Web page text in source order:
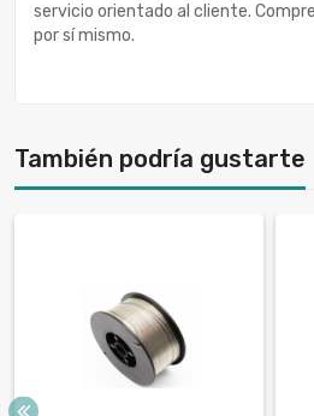
servicio orientado al cliente.
por sí mismo.
También podría gustarte